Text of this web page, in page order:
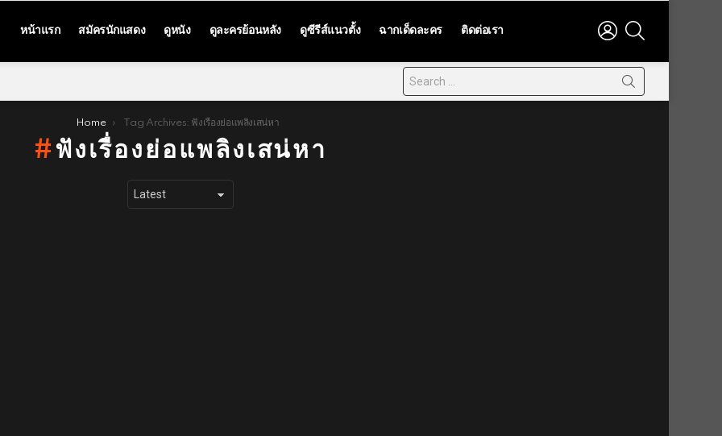
หน้าแรก สมัครนักแสดง ดูหนัง ดูละครย้อนหลัง ดูซีรีส์แนวตั้ง ฉากเด็ดละคร ติดต่อเรา
LOGIN
Home Tag Archives: ฟังเรื่องย่อแพลิงเสน่หา
ฟังเรื่องย่อแพลิงเสน่หา